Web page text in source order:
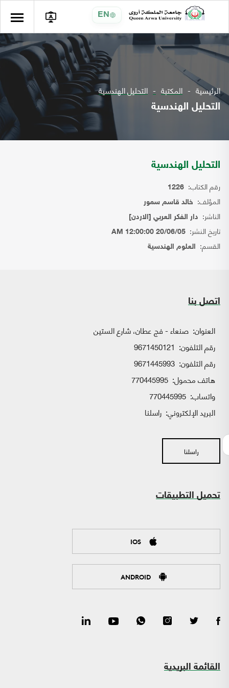
EN
الرئيسية المكتبة التحليل الهندسية
التحليل الهندسية
التحليل الهندسية
رقم الكتاب: 1226
المؤلف: خالد قاسم سمور
الناشر: دار الفكر العربي [الاردن]
تاريخ النشر: 20/06/05 12:00:00 AM
القسم: العلوم الهندسية
اتصل بنا
العنوان: صنعاء - فج عطان، شارع الستين
رقم التلفون: 9671450121
رقم التلفون: 9671445993
هاتف محمول: 770445995
واتساب:
البريد الإلكتروني: راسلنا
راسلنا
تحميل التطبيقات
IOS
ANDROID
القائمة البريدية